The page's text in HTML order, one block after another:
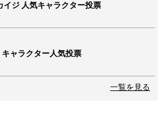
イジ 人気キャラクター投票
ャラクター人気投票
一覧を見る